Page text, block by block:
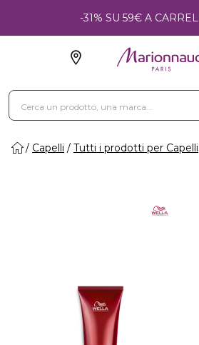
-31% SU 59€ A
Capelli Tutti i prodotti per Capelli